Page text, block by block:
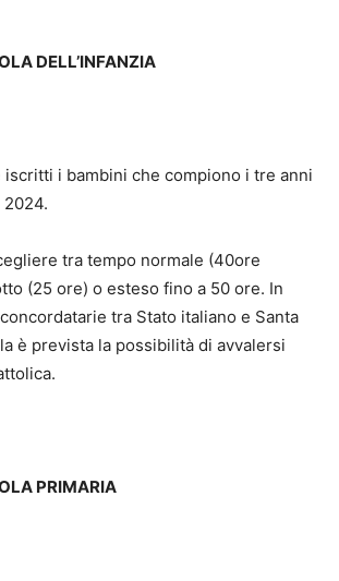
DELL’INFANZIA
iscritti i bambini che compiono i tre anni
tra tempo normale (40ore
(25 ore) o esteso fino a 50 ore. In
tra Stato italiano e Santa
è prevista la possibilità di avvalersi
PRIMARIA